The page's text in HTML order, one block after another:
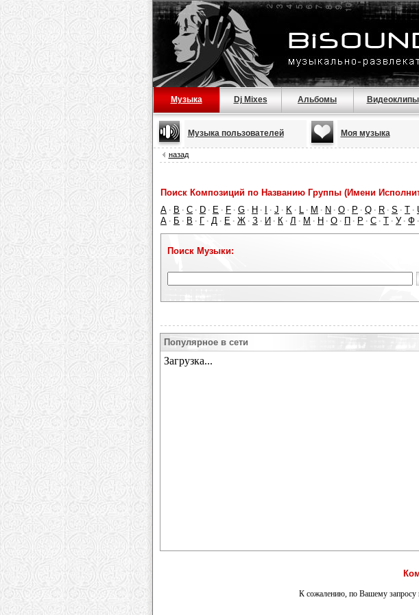
Музыка Dj Mixes Альбомы Видеоклипы
Музыка пользователей Моя музыка
назад
Поиск Композиций по Названию Группы (Имени
A · B · C · D · E · F · G · H · · J · K · L · M · N · O · P · Q · R · S · T ·
А · Б · В · Г · Д · Е · Ж · З · И · К · Л · М · Н · О · П · Р · С · Т · У · Ф ·
Поиск Музыки:
Популярное в сети
К сожалению, по Вашему запросу